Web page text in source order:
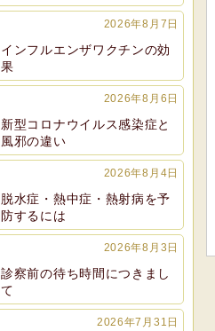
2026年8月7日
インフルエンザワクチンの効
果
2026年8月6日
新型コロナウイルス感染症と
風邪の違い
2026年8月4日
脱水症・熱中症・熱射病を予
防するには
2026年8月3日
診察前の待ち時間につきまし
て
2026年7月31日